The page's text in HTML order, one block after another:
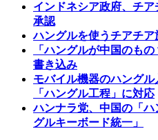
インドネシア政府、チ
承認
ハングルを使うチアチ
「ハングルが中国のも
書き込み
モバイル機器のハング
「ハングル工程」に対応
ハンナラ党、中国の「
グルキーボード統一」